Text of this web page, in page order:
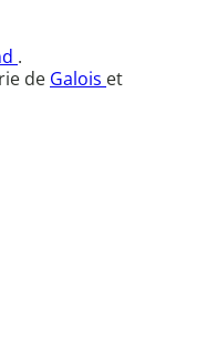
.
de Galois et